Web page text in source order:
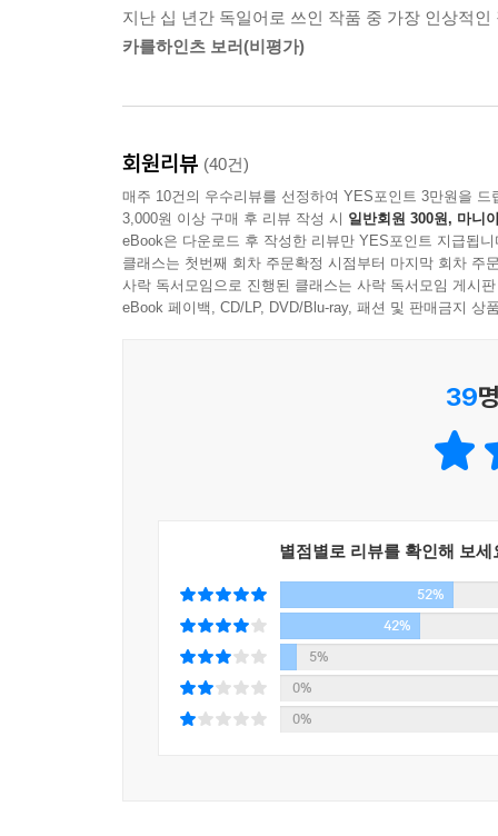
튕겨져 나오거나 맥락 없이 뒤엉켜 다른 곳으로
소리같이 무의미한 기계음에서 안정을 느낀다. 자
부자연스러운 일이니까요.” (중략) 말하자면,
때문이다.(본문 119쪽)
축구 경기 내내 골키퍼를 보고 있는 사람은 거의
이루어지기에 결정적인 순간에는 모두가 골키퍼
방향으로 시선을 돌리고 골키퍼는 다시 긴 시간
범죄소설의 형식을 뒤엎고 인물과 독자의 불안을
해결되어 어떤 결과가 도출되기 마련이다. 그런
테두리 안에 있으면서도 일반적인 범죄소설과
프랑스의 문학 사조인 누보로망의 영향 아래 있
이상행동과 인물들의 소통 불가로 인한 불안감
살인 사건 자체는 뒷전으로 물러나고, 이야기는
범죄소설이면서 범죄소설의 형식에 철저히 반하
주인공 블로흐가 자신에 관한 신문 기사를 읽으
지난 십 년간 독일어로 쓰인 작품 중 가장 인상적인
카를하인츠 보러(비평가)
회원리뷰 (40건)
매주 10건의 우수리뷰를 선정하여 YES포인트 3만원을 드
3,000원 이상 구매 후 리뷰 작성 시 일반회원 300원, 마니
eBook은 다운로드 후 작성한 리뷰만 YES포인트 지급됩니
클래스는 첫번째 회차 주문확정 시점부터 마지막 회차 주
사락 독서모임으로 진행된 클래스는 사락 독서모임 게시
eBook 페이백, CD/LP, DVD/Blu-ray, 패션 및 판매금지 상
39
별점별로 리뷰를 확인해 보세
52%
42%
5%
0%
0%